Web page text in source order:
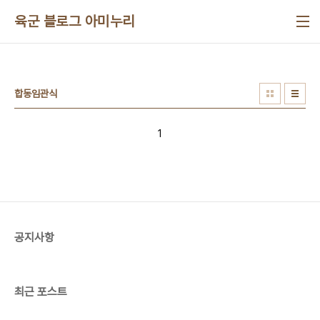
육군 블로그 아미누리
합동임관식
1
공지사항
최근 포스트